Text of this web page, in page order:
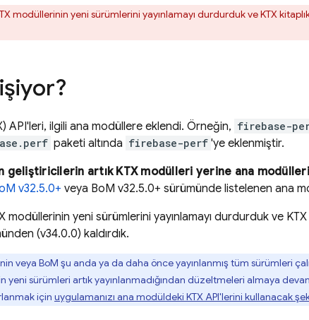
modüllerinin yeni sürümlerini yayınlamayı durdurduk ve KTX
API'leri, ilgili ana modüllere eklendi. Örneğin, firebase-
paketi altında firebase-perf 'ye eklenmiştir.
geliştiricilerin artık KTX modülleri yerine ana
v32.5.0+ veya BoM v32.5.0+ sürümünde listelenen ana
modüllerinin yeni sürümlerini yayınlamayı durdurduk ve KTX
(v34.0.0) kaldırdık.
veya BoM şu anda ya da daha önce yayınlanmış tüm sürümleri
yeni sürümleri artık yayınlanmadığından düzeltmeleri almaya
için uygulamanızı ana modüldeki KTX API'lerini kullanacak